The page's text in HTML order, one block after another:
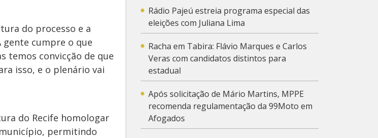
do processo e a
gente cumpre o que
temos convicção de que
isso, e o plenário vai
do Recife homologar
permitindo
Rádio Pajeú estreia programa especial das
eleições com Juliana Lima
Racha em Tabira: Flávio Marques e Carlos
Veras com candidatos distintos para
estadual
Após solicitação de Mário Martins, MPPE
recomenda regulamentação da 99Moto em
Afogados